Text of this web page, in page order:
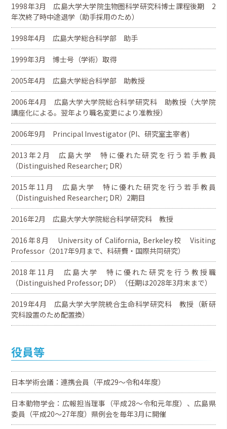
1998年3月 広島大学大学院生物圏科学研究科博士課程後期 2
年次終了時中途退学（助手採用のため）
1998年4月 広島大学総合科学部 助手
1999年3月 博士号（学術）取得
2005年4月 広島大学総合科学部 助教授
2006年4月 広島大学大学院総合科学研究科 助教授（大学院
講座化による。翌年より職名変更により准教授）
2006年9月 Principal Investigator (PI、研究室主宰者)
2013年2月 広島大学 特に優れた研究を行う若手教員
（Distinguished Researcher; DR）
2015年11月 広島大学 特に優れた研究を行う若手教員
（Distinguished Researcher; DR）2期目
2016年2月 広島大学大学院総合科学研究科 教授
2016年8月 University of California, Berkeley校 Visiting
Professor（2017年9月まで、科研費・国際共同研究）
2018年11月 広島大学 特に優れた研究を行う教授職
（Distinguished Professor; DP）（任期は2028年3月末まで）
2019年4月 広島大学大学院統合生命科学研究科 教授（新研
究科設置のため配置換）
役員等
日本学術会議：連携会員（平成29～令和4年度）
日本動物学会：広報担当理事（平成28～令和元年度）、広島県
委員（平成20～27年度）県例会を毎年3月に開催